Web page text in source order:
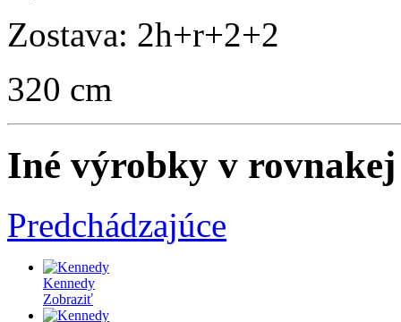
Zostava: 2h+r+2+2
320 cm
Iné výrobky v
Predchádzajúce
Kennedy
Zobraziť